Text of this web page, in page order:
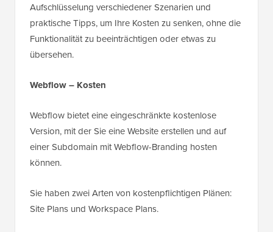
Aufschlüsselung verschiedener Szenarien und
praktische Tipps, um Ihre Kosten zu senken, ohne die
Funktionalität zu beeinträchtigen oder etwas zu
übersehen.
Webflow – Kosten
Webflow bietet eine eingeschränkte kostenlose
Version, mit der Sie eine Website erstellen und auf
einer Subdomain mit Webflow-Branding hosten
können.
Sie haben zwei Arten von kostenpflichtigen Plänen:
Site Plans und Workspace Plans.